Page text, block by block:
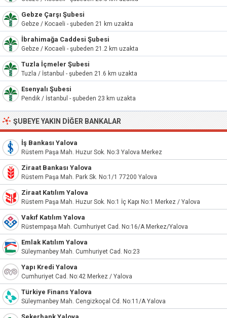
Gebze Çarşı Şubesi
Gebze / Kocaeli - şubeden 21 km uzakta
İbrahimağa Caddesi Şubesi
Gebze / Kocaeli - şubeden 21.2 km uzakta
Tuzla İçmeler Şubesi
Tuzla / İstanbul - şubeden 21.6 km uzakta
Esenyalı Şubesi
Pendik / İstanbul - şubeden 23 km uzakta
ŞUBEYE YAKIN DIĞER BANKALAR
İş Bankası Yalova
Rüstem Paşa Mah. Huzur Sok. No:3 Yalova Merkez
Ziraat Bankası Yalova
Rüstem Paşa Mah. Park Sk. No:1/1 77200 Yalova
Ziraat Katılım Yalova
Rüstem Paşa Mah. Huzur Sok. No:1 İç Kapı No:1 Merkez / Yalova
Vakıf Katılım Yalova
Rüstempaşa Mah. Cumhuriyet Cad. No:16/A Merkez/Yalova
Emlak Katılım Yalova
Süleymanbey Mah. Cumhuriyet Cad. No:23
Yapı Kredi Yalova
Cumhuriyet Cad. No:42 Merkez / Yalova
Türkiye Finans Yalova
Süleymanbey Mah. Cengizkoçal Cd. No:11/A Yalova